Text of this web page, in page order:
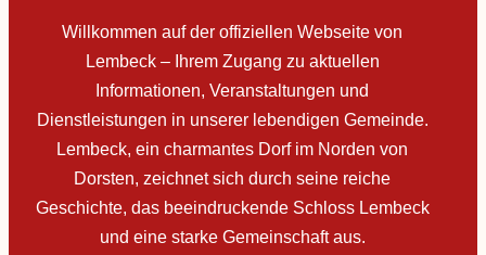
Willkommen auf der offiziellen Webseite von
Lembeck – Ihrem Zugang zu aktuellen
Informationen, Veranstaltungen und
Dienstleistungen in unserer lebendigen Gemeinde.
Lembeck, ein charmantes Dorf im Norden von
Dorsten, zeichnet sich durch seine reiche
Geschichte, das beeindruckende Schloss Lembeck
und eine starke Gemeinschaft aus.